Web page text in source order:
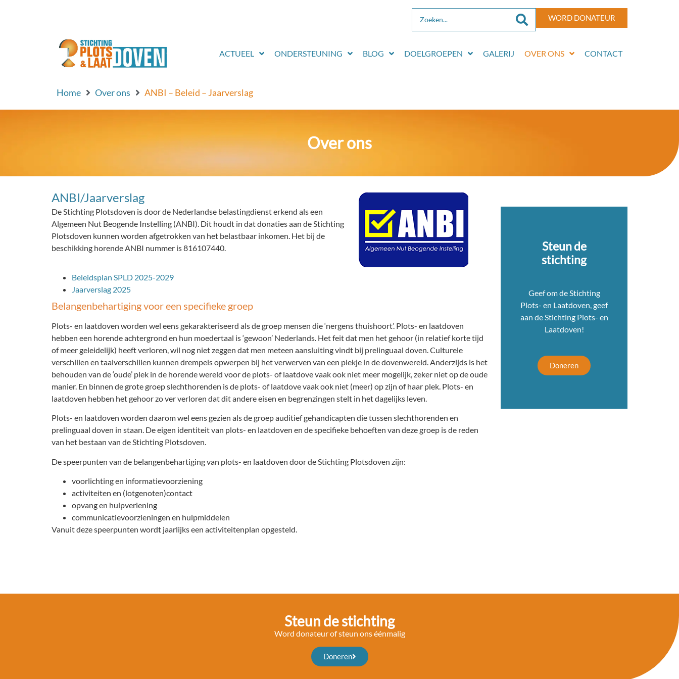
WORD DONATEUR
ACTUEEL ONDERSTEUNING BLOG DOELGROEPEN GALERIJ OVER ONS CONTACT
Home Over ons ANBI – Beleid – Jaarverslag
Over ons
ANBI/Jaarverslag
De Stichting Plotsdoven is door de Nederlandse belastingdienst erkend als een
Algemeen Nut Beogende Instelling (ANBI). Dit houdt in dat donaties aan de Stichting
Plotsdoven kunnen worden afgetrokken van het belastbaar inkomen. Het bij de
beschikking horende ANBI nummer is 816107440.
Beleidsplan SPLD 2025-2029
Jaarverslag 2025
Belangenbehartiging voor een specifieke groep
Plots- en laatdoven worden wel eens gekarakteriseerd als de groep mensen die ‘nergens thuishoort’. Plots- en laatdoven
hebben een horende achtergrond en hun moedertaal is ‘gewoon’ Nederlands. Het feit dat men het gehoor (in relatief korte tijd
of meer geleidelijk) heeft verloren, wil nog niet zeggen dat men meteen aansluiting vindt bij prelinguaal doven. Culturele
verschillen en taalverschillen kunnen drempels opwerpen bij het verwerven van een plekje in de dovenwereld. Anderzijds is het
behouden van de ‘oude’ plek in de horende wereld voor de plots- of laatdove vaak ook niet meer mogelijk, zeker niet op de oude
manier. En binnen de grote groep slechthorenden is de plots- of laatdove vaak ook niet (meer) op zijn of haar plek. Plots- en
laatdoven hebben het gehoor zo ver verloren dat dit andere eisen en begrenzingen stelt in het dagelijks leven.
Plots- en laatdoven worden daarom wel eens gezien als de groep auditief gehandicapten die tussen slechthorenden en
prelinguaal doven in staan. De eigen identiteit van plots- en laatdoven en de specifieke behoeften van deze groep is de reden
van het bestaan van de Stichting Plotsdoven.
De speerpunten van de belangenbehartiging van plots- en laatdoven door de Stichting Plotsdoven zijn:
voorlichting en informatievoorziening
activiteiten en (lotgenoten)contact
opvang en hulpverlening
communicatievoorzieningen en hulpmiddelen
Vanuit deze speerpunten wordt jaarlijks een activiteitenplan opgesteld.
Steun de
stichting
Geef om de Stichting
Plots- en Laatdoven, geef
aan de Stichting Plots- en
Laatdoven!
Doneren
Steun de stichting
Word donateur of steun ons éénmalig
Doneren